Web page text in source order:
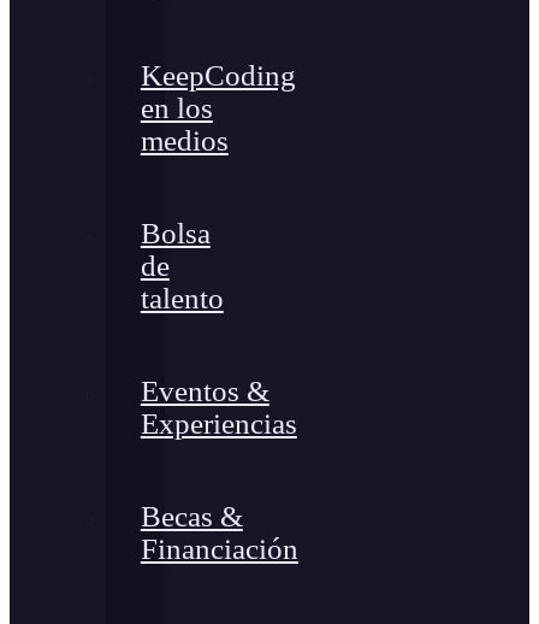
KeepCoding
en los
medios
Bolsa
de
talento
Eventos &
Experiencias
Becas &
Financiación